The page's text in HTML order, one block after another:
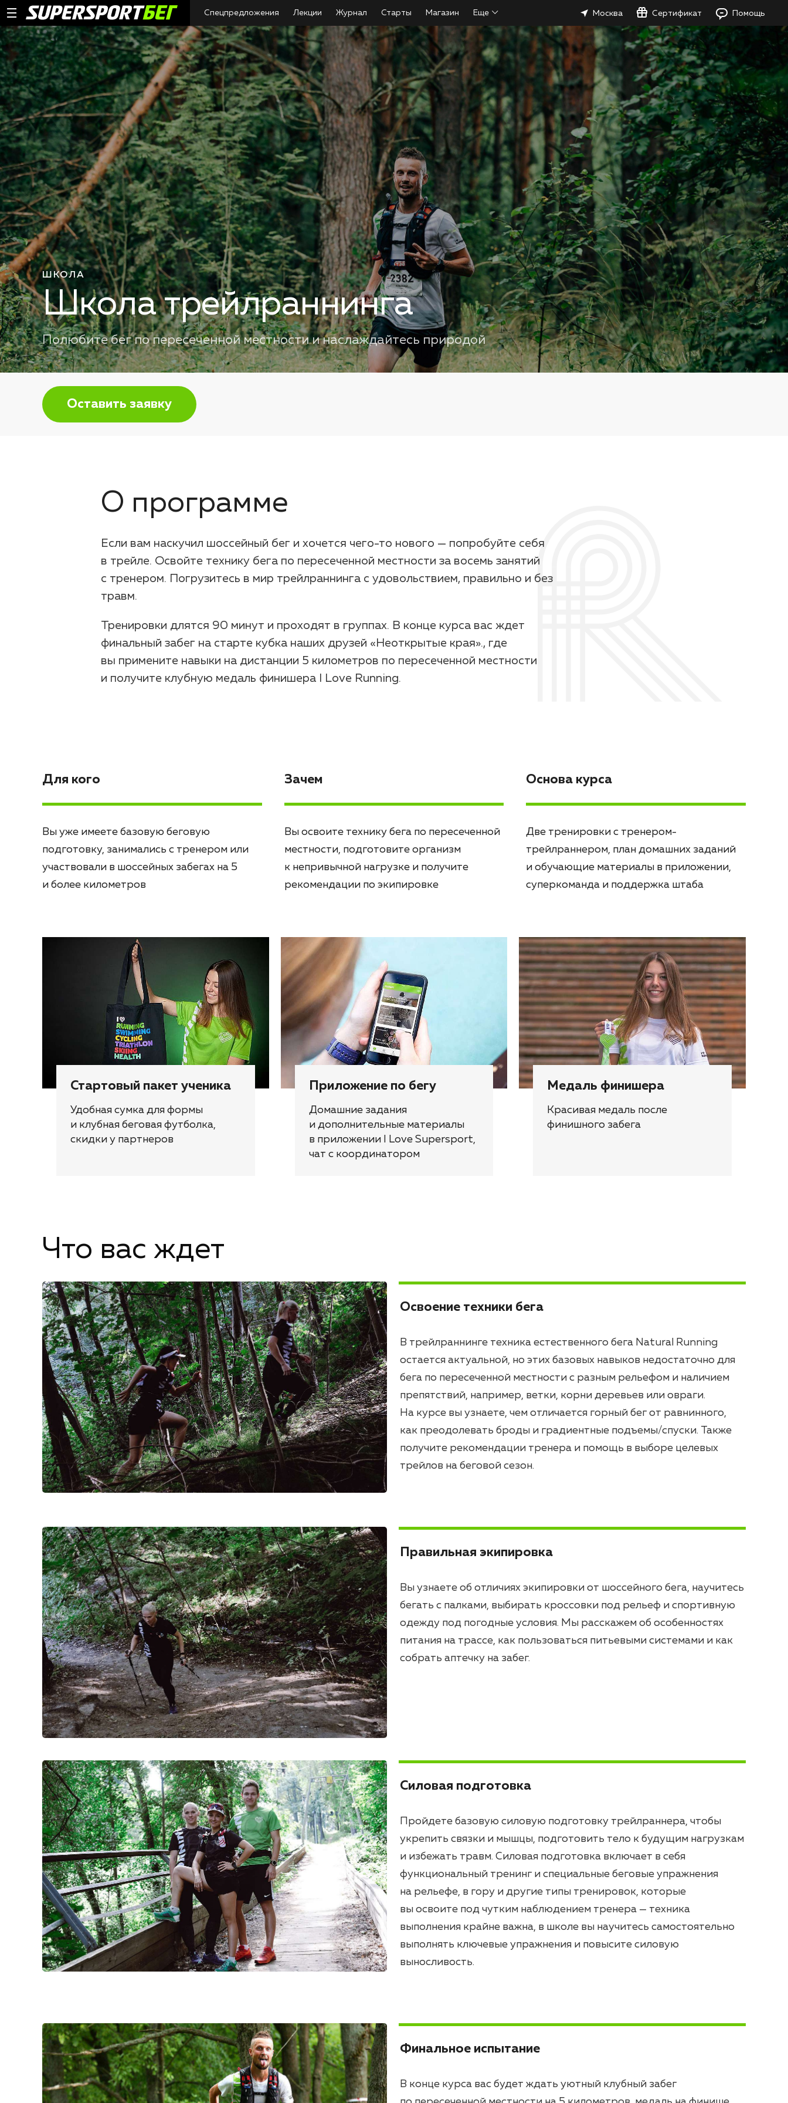
Спецпредложения Лекции Журнал Старты Магазин Еще Москва Сертификат Помощь
ШКОЛА
Школа трейлраннинга
Полюбите бег по пересеченной местности и наслаждайтесь природой
Оставить заявку
О программе
Если вам наскучил шоссейный бег и хочется чего-то нового — попробуйте себя
в трейле. Освойте технику бега по пересеченной местности за восемь занятий
с тренером. Погрузитесь в мир трейлраннинга с удовольствием, правильно и без
травм.
Тренировки длятся 90 минут и проходят в группах. В конце курса вас ждет
финальный забег на старте кубка наших друзей «Неоткрытые края»., где
вы примените навыки на дистанции 5 километров по пересеченной местности
и получите клубную медаль финишера I Love Running.
Для кого
Вы уже имеете базовую беговую
подготовку, занимались с тренером или
участвовали в шоссейных забегах на 5
и более километров
Зачем
Вы освоите технику бега по пересеченной
местности, подготовите организм
к непривычной нагрузке и получите
рекомендации по экипировке
Основа курса
Две тренировки с тренером-
трейлраннером, план домашних заданий
и обучающие материалы в приложении,
суперкоманда и поддержка штаба
Стартовый пакет ученика
Удобная сумка для формы
и клубная беговая футболка,
скидки у партнеров
Приложение по бегу
Домашние задания
и дополнительные материалы
в приложении I Love Supersport,
чат с координатором
Медаль финишера
Красивая медаль после
финишного забега
Что вас ждет
Освоение техники бега
В трейлраннинге техника естественного бега Natural Running
остается актуальной, но этих базовых навыков недостаточно для
бега по пересеченной местности с разным рельефом и наличием
препятствий, например, ветки, корни деревьев или овраги.
На курсе вы узнаете, чем отличается горный бег от равнинного,
как преодолевать броды и градиентные подъемы/спуски. Также
получите рекомендации тренера и помощь в выборе целевых
трейлов на беговой сезон.
Правильная экипировка
Вы узнаете об отличиях экипировки от шоссейного бега, научитесь
бегать с палками, выбирать кроссовки под рельеф и спортивную
одежду под погодные условия. Мы расскажем об особенностях
питания на трассе, как пользоваться питьевыми системами и как
собрать аптечку на забег.
Силовая подготовка
Пройдете базовую силовую подготовку трейлраннера, чтобы
укрепить связки и мышцы, подготовить тело к будущим нагрузкам
и избежать травм. Силовая подготовка включает в себя
функциональный тренинг и специальные беговые упражнения
на рельефе, в гору и другие типы тренировок, которые
вы освоите под чутким наблюдением тренера — техника
выполнения крайне важна, в школе вы научитесь самостоятельно
выполнять ключевые упражнения и повысите силовую
выносливость.
Финальное испытание
В конце курса вас будет ждать уютный клубный забег